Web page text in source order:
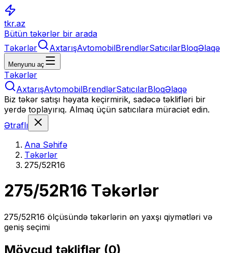
tkr.az
Bütün təkərlər bir arada
Təkərlər
AxtarışAvtomobilBrendlərSatıcılarBloqƏlaqə
Menyunu aç
Təkərlər
AxtarışAvtomobilBrendlərSatıcılarBloqƏlaqə
Biz təkər satışı həyata keçirmirik, sadəcə təklifləri bir
yerdə toplayırıq. Almaq üçün satıcılara müraciət edin.
Ətraflı
Ana Səhifə
Təkərlər
275/52R16
275/52R16 Təkərlər
275/52R16 ölçüsündə təkərlərin ən yaxşı qiymətləri və
geniş seçimi
Mövcud təkliflər (0)